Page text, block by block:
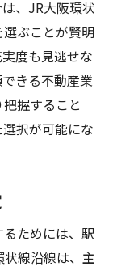
方法
とは
ポイント
方
知識
訣
クニック
の特性
、JR大阪環状
ぶことが賢明
度も見逃せな
きる不動産業
握すること
択が可能にな
ためには、駅
線沿線は、主